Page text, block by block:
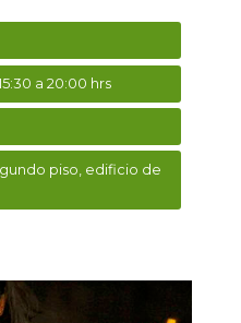
a 20:00 hrs
piso, edificio de